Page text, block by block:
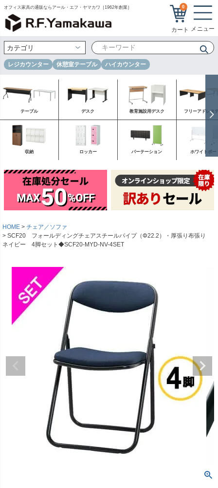
オフィス家具の通販ならアール・エフ・ヤマカワ［1962年創業］ 0
レジカウンター 休憩室テーブル ハイカウンター
テーブル デスク 教育施設用デスク フリーアドレス
収納 ロッカー パーテーション ホワイトボー
HOME
チェア／ソファ
SCF20 フォールディングチェアスチールパイプ（Φ22.2）・厚張り布張り
ネイビー 4脚セット◆SCF20-MYD-NV-4SET